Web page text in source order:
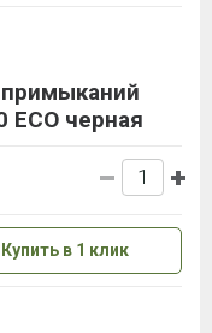
ECO черная
Купить в 1 клик